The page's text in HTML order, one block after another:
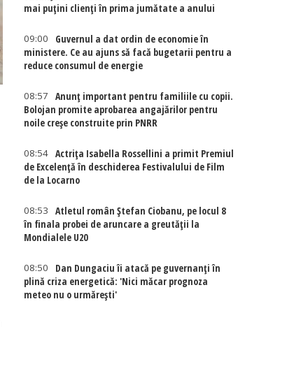
mai puțini clienți în prima jumătate a anului
09:00
Guvernul a dat ordin de economie în
ministere. Ce au ajuns să facă bugetarii pentru a
reduce consumul de energie
08:57
Anunț important pentru familiile cu copii.
Bolojan promite aprobarea angajărilor pentru
noile creșe construite prin PNRR
08:54 Actriţa Isabella Rossellini a primit Premiul
de Excelenţă în deschiderea Festivalului de Film
de la Locarno
08:53
Atletul român Ștefan Ciobanu, pe locul 8
în finala probei de aruncare a greutății la
Mondialele U20
08:50
Dan Dungaciu îi atacă pe guvernanți în
plină criza energetică: 'Nici măcar prognoza
meteo nu o urmărești'